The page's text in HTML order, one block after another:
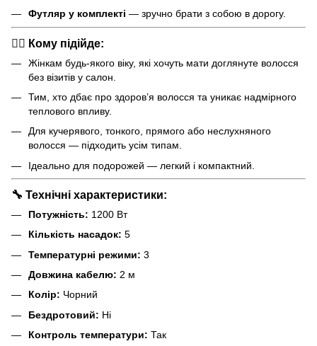
Футляр у комплекті — зручно брати з собою в дорогу.
💇‍♀️ Кому підійде:
Жінкам будь-якого віку, які хочуть мати доглянуте волосся
без візитів у салон.
Тим, хто дбає про здоров’я волосся та уникає надмірного
теплового впливу.
Для кучерявого, тонкого, прямого або неслухняного
волосся — підходить усім типам.
Ідеально для подорожей — легкий і компактний.
🔧 Технічні характеристики:
Потужність: 1200 Вт
Кількість насадок: 5
Температурні режими: 3
Довжина кабелю: 2 м
Колір: Чорний
Бездротовий: Ні
Контроль температури: Так